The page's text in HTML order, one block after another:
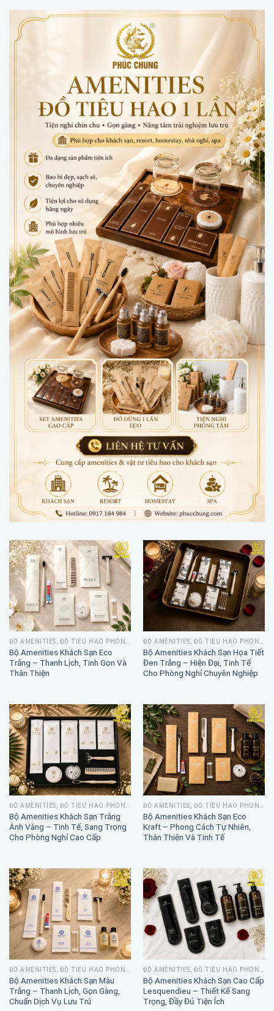
Bộ Amenities Khách Sạn Eco
Trắng – Thanh Lịch, Tinh Gọn Và
Thân Thiện
Bộ Amenities Khách Sạn Họa Tiết
Đen Trắng – Hiện Đại, Tinh Tế
Cho Phòng Nghỉ Chuyên Nghiệp
Bộ Amenities Khách Sạn Trắng
Ánh Vàng – Tinh Tế, Sang Trọng
Cho Phòng Nghỉ Cao Cấp
Bộ Amenities Khách Sạn Eco
Kraft – Phong Cách Tự Nhiên,
Thân Thiện Và Tinh Tế
Bộ Amenities Khách Sạn Màu
Trắng – Thanh Lịch, Gọn Gàng,
Chuẩn Dịch Vụ Lưu Trú
Bộ Amenities Khách Sạn Cao Cấp
Lesquendieu – Thiết Kế Sang
Trọng, Đầy Đủ Tiện Ích